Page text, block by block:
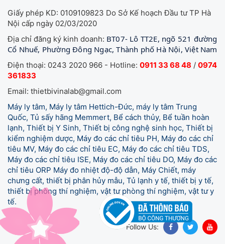
Giấy phép KD: 0109109823 Do Sở Kế hoạch Đầu tư TP Hà
Nội cấp ngày 02/03/2020
Địa chỉ đăng ký kinh doanh: BT07- Lô TT2E, ngõ 521 đường
Cổ Nhuế, Phường Đông Ngạc, Thành phố Hà Nội, Việt Nam
Điện thoại: 0243 2020 966 - Hotline: 0911 33 68 48 / 0974
361833
Email: thietbivinalab@gmail.com
Máy ly tâm, Máy ly tâm Hettich-Đức, máy ly tâm Trung
Quốc, Tủ sấy hãng Memmert, Bể cách thủy, Bể tuần hoàn
lạnh, Thiết bị Y Sinh, Thiết bị công nghệ sinh học, Thiết bị
kiểm nghiệm dược, Máy đo các chỉ tiêu PH, Máy đo các chỉ
tiêu MV, Máy đo các chỉ tiêu EC, Máy đo các chỉ tiêu TDS,
Máy đo các chỉ tiêu ISE, Máy đo các chỉ tiêu DO, Máy đo các
chỉ tiêu ORP Máy đo nhiệt độ-độ dẫn, Máy Chiết, máy
chưng cất, thiết bị phân hủy mẫu, Tủ lạnh y tế, thiết bị y tế,
thiết bị phòng thí nghiệm, vật tư phòng thí nghiệm, vật tư y
tế.
Follow Us: